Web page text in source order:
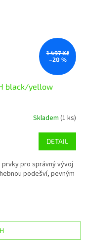
1 497 Kč
–20 %
black/yellow
Skladem (1 ks)
DETAIL
pro správný vývoj
podešví, pevným